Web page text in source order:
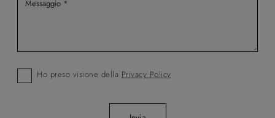
Ho preso visione della Privacy Policy